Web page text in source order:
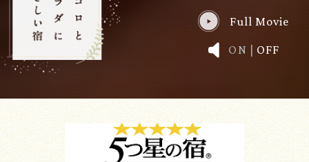
Full Movie
ON| OFF